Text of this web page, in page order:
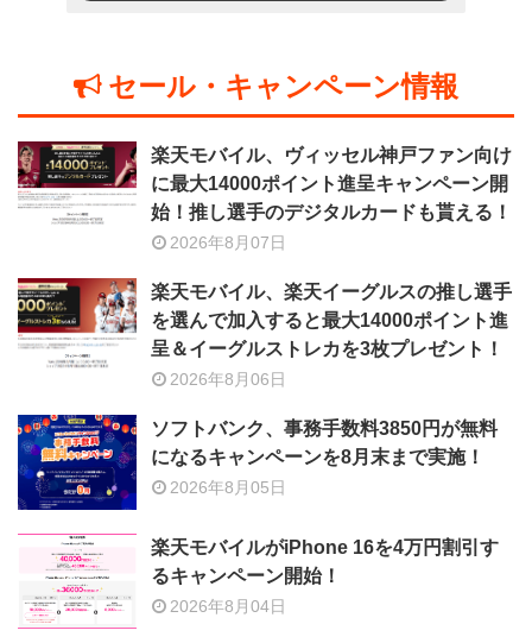
セール・キャンペーン情報
楽天モバイル、ヴィッセル神戸ファン向け
に最大14000ポイント進呈キャンペーン開
始！推し選手のデジタルカードも貰える！
2026年8月07日
楽天モバイル、楽天イーグルスの推し選手
を選んで加入すると最大14000ポイント進
呈＆イーグルストレカを3枚プレゼント！
2026年8月06日
ソフトバンク、事務手数料3850円が無料
になるキャンペーンを8月末まで実施！
2026年8月05日
楽天モバイルがiPhone 16を4万円割引す
るキャンペーン開始！
2026年8月04日